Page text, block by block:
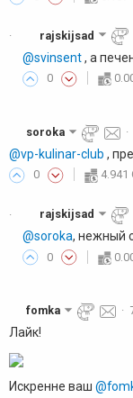
· rajskijsad
@svinsent, а
0
soroka ·
@vp-kulinar-club ,
0 4.941
· rajskijsad
@soroka, нежный
0
fomka ·
Лайк!
Искренне ваш